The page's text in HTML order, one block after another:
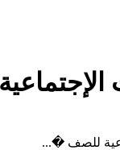
للصف �...